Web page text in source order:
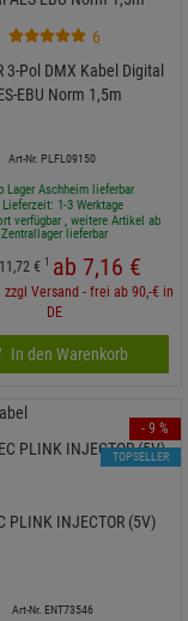
6
3-Pol DMX Kabel Digital
EBU Norm 1,5m
Art-Nr. PLFL09150
Lager Aschheim lieferbar
1-3 Werktage
verfügbar , weitere Artikel ab
Zentrallager lieferbar
11, 72 € 1 ab 7,16 €
zzgl Versand - frei ab 90,-€ in
DE
In den Warenkorb
PLINK INJECTOR (5V)
Art-Nr. ENT73546
- 9 %
TOPSELLER